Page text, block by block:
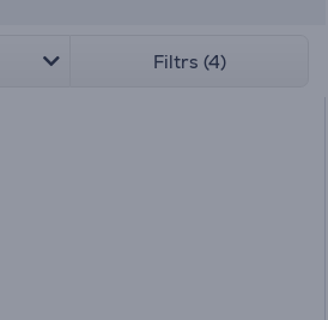
Filtrs (4)